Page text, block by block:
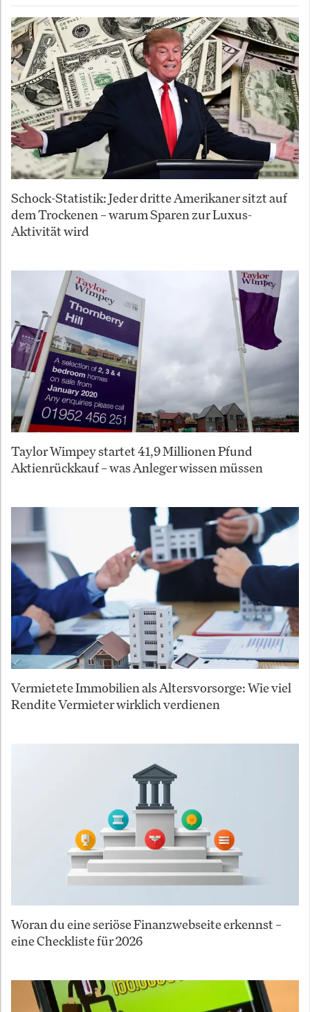
Schock-Statistik: Jeder dritte Amerikaner sitzt auf
dem Trockenen – warum Sparen zur Luxus-
Aktivität wird
Taylor Wimpey startet 41,9 Millionen Pfund
Aktienrückkauf – was Anleger wissen müssen
Vermietete Immobilien als Altersvorsorge: Wie viel
Rendite Vermieter wirklich verdienen
Woran du eine seriöse Finanzwebseite erkennst –
eine Checkliste für 2026